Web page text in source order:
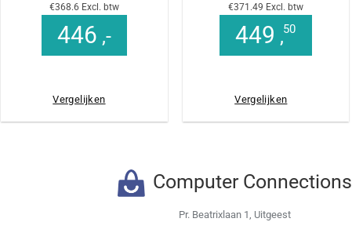
€368.6 Excl. btw
446 ,-
Vergelijken
€371.49 Excl. btw
449 ,50
Vergelijken
Computer Connections
Pr. Beatrixlaan 1, Uitgeest